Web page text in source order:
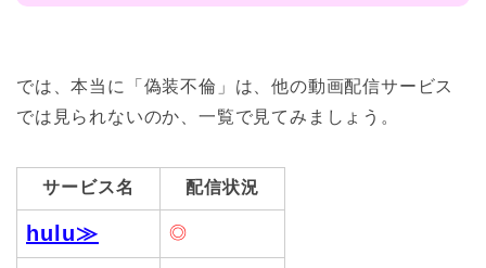
では、本当に「偽装不倫」は、他の動画配信サービス
では見られないのか、一覧で見てみましょう。
サービス名 配信状況
hulu≫ ◎